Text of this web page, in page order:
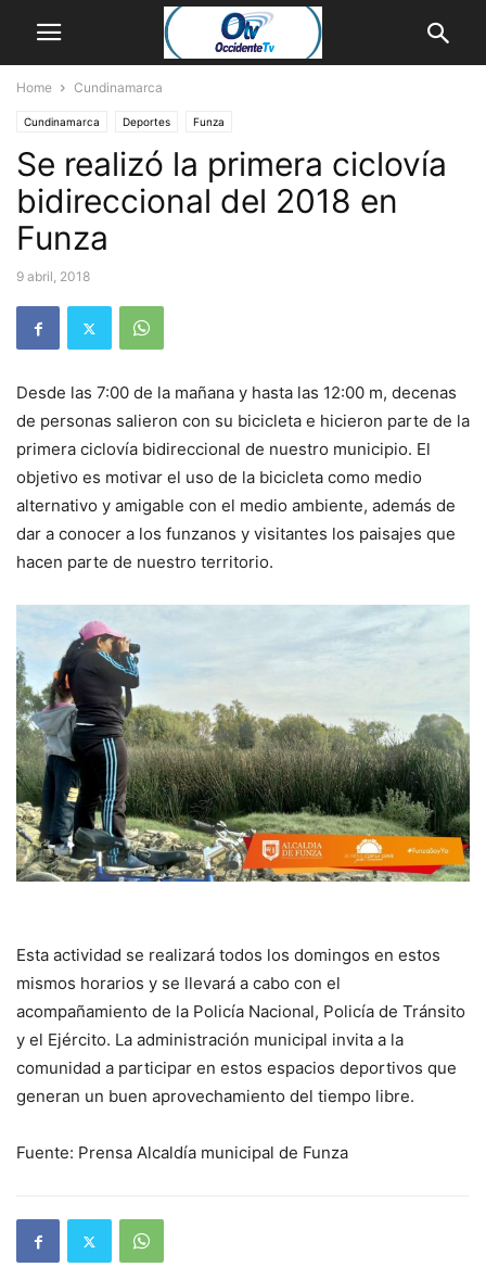
Home Cundinamarca
Cundinamarca Deportes Funza
Se realizó la primera ciclovía
bidireccional del 2018 en
Funza
9 abril, 2018
Desde las 7:00 de la mañana y hasta las 12:00 m, decenas
de personas salieron con su bicicleta e hicieron parte de la
primera ciclovía bidireccional de nuestro municipio. El
objetivo es motivar el uso de la bicicleta como medio
alternativo y amigable con el medio ambiente, además de
dar a conocer a los funzanos y visitantes los paisajes que
hacen parte de nuestro territorio.
Esta actividad se realizará todos los domingos en estos
mismos horarios y se llevará a cabo con el
acompañamiento de la Policía Nacional, Policía de Tránsito
y el Ejército. La administración municipal invita a la
comunidad a participar en estos espacios deportivos que
generan un buen aprovechamiento del tiempo libre.
Fuente: Prensa Alcaldía municipal de Funza